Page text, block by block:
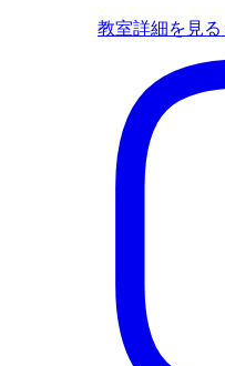
教室詳細を見る